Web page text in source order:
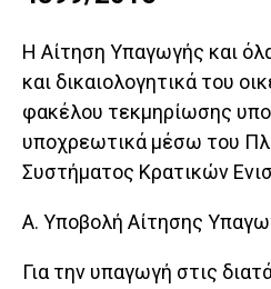
Η Αίτηση Υπαγωγής και
και δικαιολογητικά του
φακέλου τεκμηρίωσης
υποχρεωτικά μέσω του
Συστήματος Κρατικών
Α. Υποβολή Αίτησης
Για την υπαγωγή στις